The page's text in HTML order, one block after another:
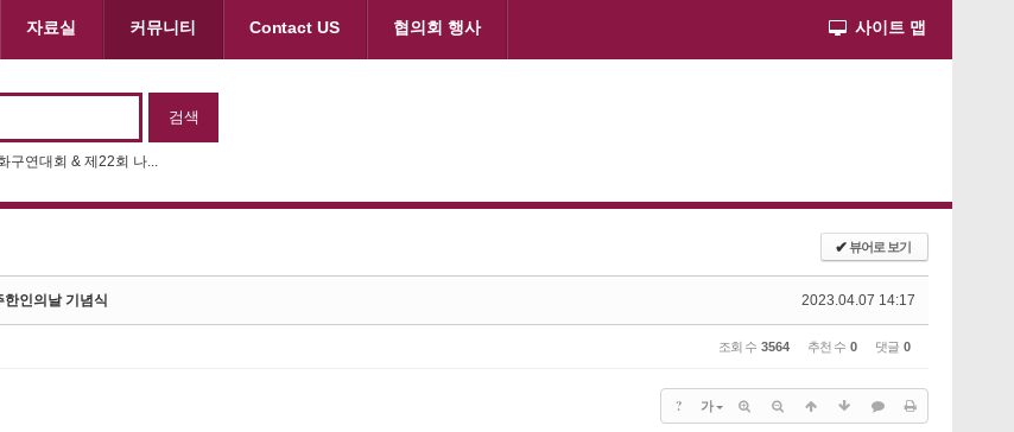
자료실 커뮤니티 Contact US 협의회 행사 사이트 맵
구연대회 & 제22회 나...
✔뷰어로 보기
2023.04.07 14:17
인의날 기념식
조회 수 3564 추천 수 0 댓글 0
? 가